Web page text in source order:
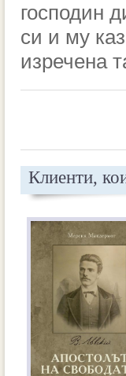
господин
си и му
изречена
Клиенти,